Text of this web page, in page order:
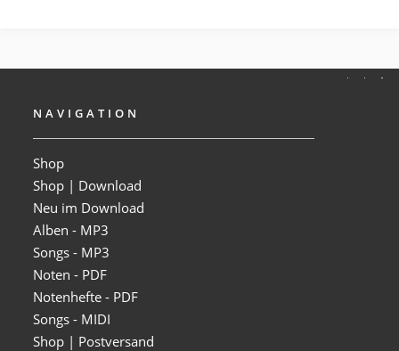
NAVIGATION
Shop
Shop | Download
Neu im Download
Alben - MP3
Songs - MP3
Noten - PDF
Notenhefte - PDF
Songs - MIDI
Shop | Postversand